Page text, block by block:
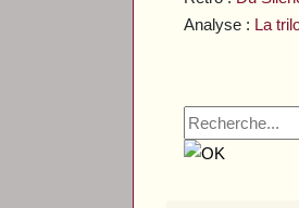
Analyse : La